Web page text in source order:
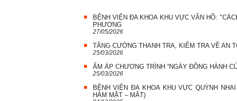
BỆNH VIỆN ĐA KHOA KHU VỰC VÂN HỒ:
PHƯƠNG
27/05/2026
TĂNG CƯỜNG THANH TRA, KIỂM TRA VỀ AN
25/03/2026
ẤM ÁP CHƯƠNG TRÌNH “NGÀY ĐỒNG HÀNH
25/03/2026
BỆNH VIỆN ĐA KHOA KHU VỰC QUỲNH
HÀM MẶT – MẮT)